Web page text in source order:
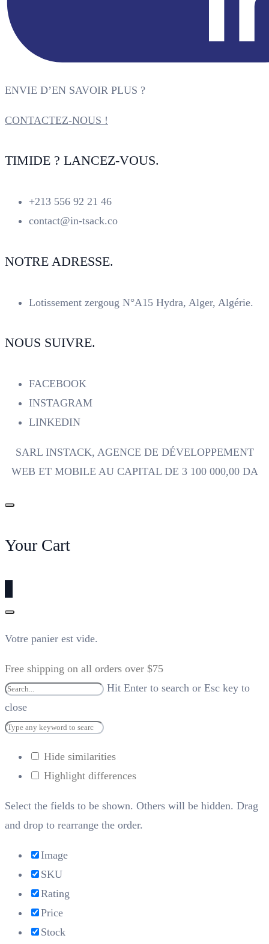
ENVIE D’EN SAVOIR PLUS ?
CONTACTEZ-NOUS !
TIMIDE ? LANCEZ-VOUS.
+213 556 92 21 46
contact@in-tsack.co
NOTRE ADRESSE.
Lotissement zergoug N°A15 Hydra, Alger, Algérie.
NOUS SUIVRE.
FACEBOOK
INSTAGRAM
LINKEDIN
SARL INSTACK, AGENCE DE DÉVELOPPEMENT
WEB ET MOBILE AU CAPITAL DE 3 100 000,00 DA
Your Cart
Votre panier est vide.
Free shipping on all orders over $75
Hit Enter to search or Esc key to
close
Hide similarities
Highlight differences
Select the fields to be shown. Others will be hidden. Drag
and drop to rearrange the order.
Image
SKU
Rating
Price
Stock